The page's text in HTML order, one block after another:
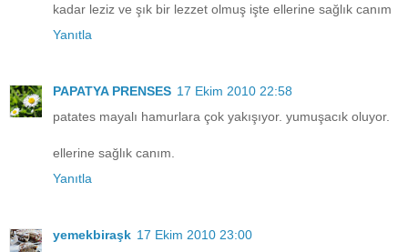
kadar leziz ve şık bir lezzet olmuş işte ellerine sağlık canım
Yanıtla
PAPATYA PRENSES 17 Ekim 2010 22:58
patates mayalı hamurlara çok yakışıyor. yumuşacık oluyor.
ellerine sağlık canım.
Yanıtla
yemekbiraşk 17 Ekim 2010 23:00